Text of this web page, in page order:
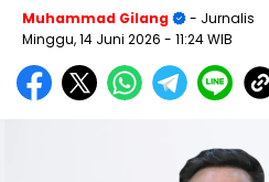
Muhammad Gilang
- Jurnalis
Minggu, 14 Juni 2026 - 11:24 WIB